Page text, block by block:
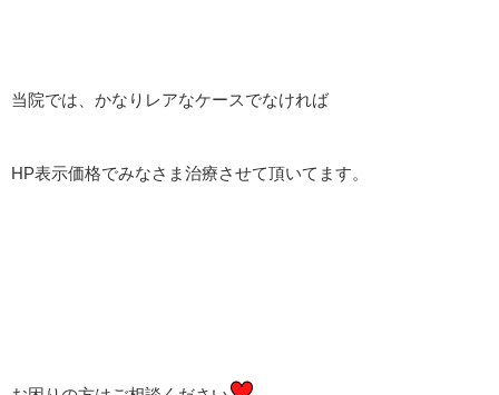
当院では、かなりレアなケースでなければ
HP表示価格でみなさま治療させて頂いてます。